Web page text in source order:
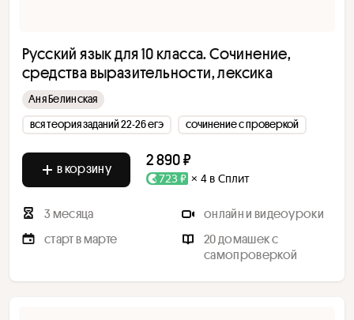
Русский язык для 10 класса. Сочинение,
средства выразительности, лексика
Аня Белинская
вся теория заданий 22-26 егэ
сочинение с проверкой
в корзину 2 890 ₽
723 ₽ × 4 в Сплит
3 месяца
онлайн и видеоуроки
старт в марте
20 домашек с
самопроверкой